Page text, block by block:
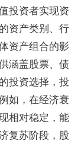
投资者实现资
资产类别、行
资产组合的影
涵盖股票、债
投资选择，投
如，在经济衰
相对稳定，能
复苏阶段，股